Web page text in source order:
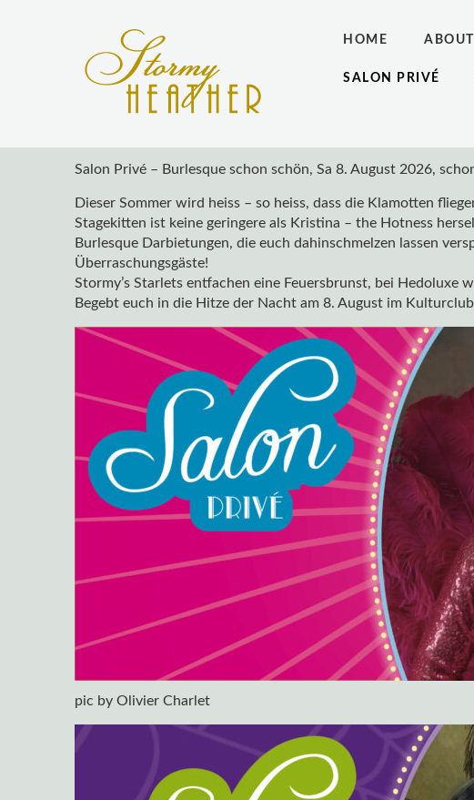
HOME ABOUT
SALON PRIVÉ
Salon Privé – Burlesque schon schön, Sa 8. August 2026,
Dieser Sommer wird heiss – so heiss, dass die Klamotten
Stagekitten ist keine geringere als Kristina – the Hotness
Burlesque Darbietungen, die euch dahinschmelzen lassen
Überraschungsgäste!
Stormy’s Starlets entfachen eine Feuersbrunst, bei Hedoluxe
Begebt euch in die Hitze der Nacht am 8. August im
pic by Olivier Charlet